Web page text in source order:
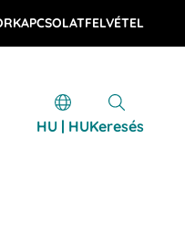
KAPCSOLATFELVÉTEL
HU | HUKeresés